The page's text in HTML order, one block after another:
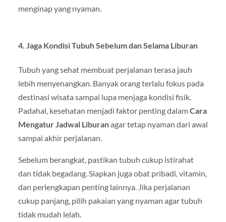
menginap yang nyaman.
4. Jaga Kondisi Tubuh Sebelum dan Selama Liburan
Tubuh yang sehat membuat perjalanan terasa jauh
lebih menyenangkan. Banyak orang terlalu fokus pada
destinasi wisata sampai lupa menjaga kondisi fisik.
Padahal, kesehatan menjadi faktor penting dalamCara
Mengatur Jadwal Liburanagar tetap nyaman dari awal
sampai akhir perjalanan.
Sebelum berangkat, pastikan tubuh cukup istirahat
dan tidak begadang. Siapkan juga obat pribadi, vitamin,
dan perlengkapan penting lainnya. Jika perjalanan
cukup panjang, pilih pakaian yang nyaman agar tubuh
tidak mudah lelah.